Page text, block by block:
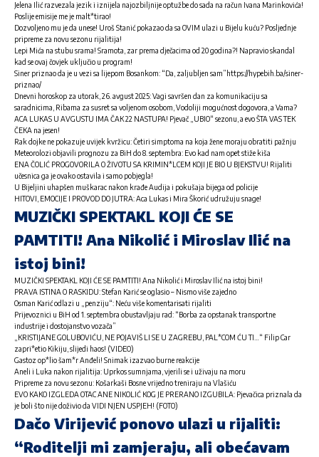
Jelena Ilić razvezala jezik i iznijela najozbiljnije optužbe do sada na račun Ivana Marinkovića!
Poslije emisije me je malt*tirao!
Dozvoljeno mu je da unese! Uroš Stanić pokazao da sa OVIM ulazi u Bijelu kuću? Posljednje
pripreme za novu sezonu rijalitija!
Lepi Mića na stubu srama! Sramota, zar prema dječacima od 20 godina?! Napravio skandal
kad se ovaj čovjek uključio u program!
Siner priznao da je u vezi sa lijepom Bosankom: “Da, zaljubljen sam”https://hypebih.ba/siner-
priznao/
Dnevni horoskop za utorak, 26. avgust 2025: Vagi savršen dan za komunikaciju sa
saradnicima, Ribama za susret sa voljenom osobom, Vodoliji mogućnost dogovora, a Vama?
ACA LUKAS U AVGUSTU IMA ČAK 22 NASTUPA! Pjevač „UBIO“ sezonu, a evo ŠTA VAS TEK
ČEKA na jesen!
Rak dojke ne pokazuje uvijek kvržicu: Četiri simptoma na koja žene moraju obratiti pažnju
Meteorolozi objavili prognozu za BiH do 8. septembra: Evo kad nam opet stiže kiša
ENA ČOLIĆ PROGOVORILA O ŽIVOTU SA KRIMIN*LCEM KOJI JE BIO U BJEKSTVU! Rijaliti
učesnica ga je ovako ostavila i samo pobjegla!
U Bijeljini uhapšen muškarac nakon krađe Audija i pokušaja bijega od policije
HITOVI, EMOCIJE I PROVOD DO JUTRA: Aca Lukas i Mira Škorić udružuju snage!
MUZIČKI SPEKTAKL KOJI ĆE SE
PAMTITI! Ana Nikolić i Miroslav Ilić na
istoj bini!
MUZIČKI SPEKTAKL KOJI ĆE SE PAMTITI! Ana Nikolić i Miroslav Ilić na istoj bini!
PRAVA ISTINA O RASKIDU: Stefan Karić se oglasio – Nismo više zajedno
Osman Karić odlazi u „penziju“: Neću više komentarisati rijaliti
Prijevoznici u BiH od 1. septembra obustavljaju rad: “Borba za opstanak transportne
industrije i dostojanstvo vozača”
„KRISTIJANE GOLUBOVIĆU, NE POJAVIŠ LI SE U ZAGREBU, PAL*COM ĆU TI…“ Filip Car
zapri*etio Kikiju, slijedi haos! (VIDEO)
Gastoz op*lio šam*r Anđeli! Snimak izazvao burne reakcije
Aneli i Luka nakon rijalitija: Uprkos sumnjama, vjerili se i uživaju na moru
Pripreme za novu sezonu: Košarkaši Bosne vrijedno treniraju na Vlašiću
EVO KAKO IZGLEDA OTAC ANE NIKOLIĆ KOG JE PRERANO IZGUBILA: Pjevačica priznala da
je boli što nije doživio da VIDI NJEN USPJEH! (FOTO)
Dačo Virijević ponovo ulazi u rijaliti:
“Roditelji mi zamjeraju, ali obećavam